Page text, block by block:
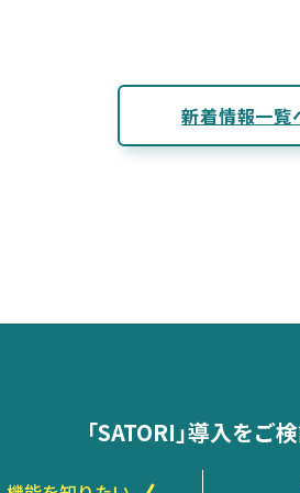
新着情報一覧
「SATORI」導入をご